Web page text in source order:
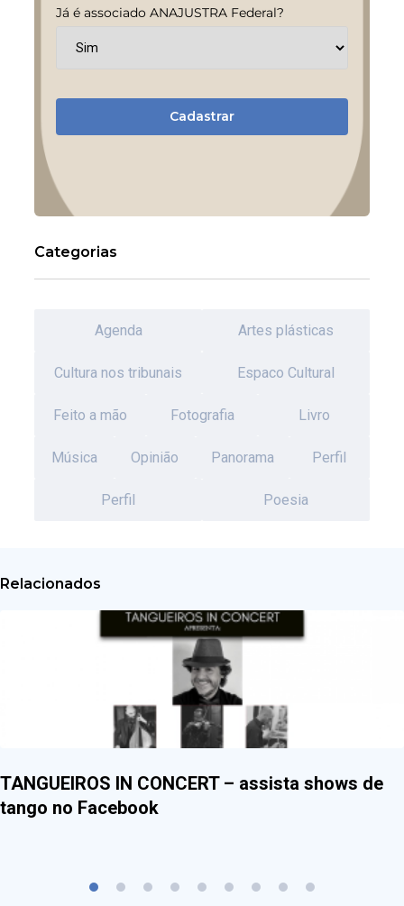
Já é associado ANAJUSTRA Federal?
Cadastrar
Categorias
Agenda Artes plásticas
Cultura nos tribunais Espaco Cultural
Feito a mão Fotografia Livro
Música Opinião Panorama Perfil
Perfil Poesia
Relacionados
TANGUEIROS IN CONCERT – assista shows de
tango no Facebook